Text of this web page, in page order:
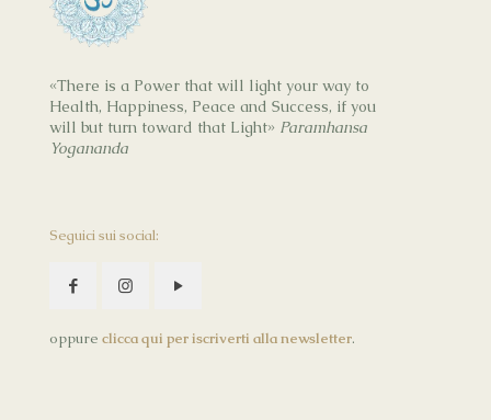
«There is a Power that will light your way to
Health, Happiness, Peace and Success, if you
will but turn toward that Light» Paramhansa
Yogananda
Seguici sui social:
oppure clicca qui per iscriverti alla newsletter.